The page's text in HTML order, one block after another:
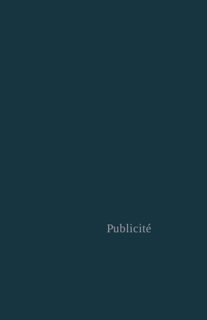
Publicité